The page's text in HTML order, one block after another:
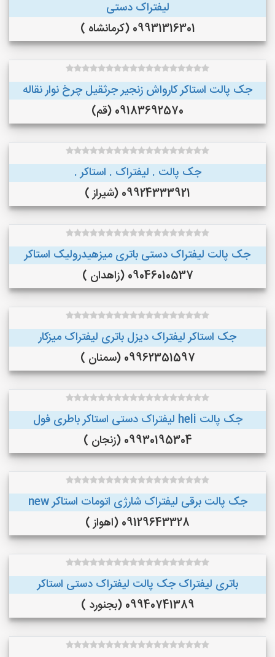
لیفتراک دستی
09931316301 (کرمانشاه )
جک پالت استاکر کارواش زنجیر جرثقیل چرخ نوار نقاله
09183692570 (قم)
جک پالت . لیفتراک . استاکر .
09924333921 (شیراز )
جک پالت لیفتراک دستی باتری میزهیدرولیک استاکر
09046010537 (زاهدان )
جک استاکر لیفتراک دیزل باتری لیفتراک میزکار
09962351597 (سمنان )
جک پالت heli لیفتراک دستی استاکر باطری فول
09930195304 (زنجان )
جک پالت برقی لیفتراک شارژی اتومات استاکر new
09129643328 (اهواز )
باتری لیفتراک جک پالت لیفتراک دستی استاکر
09940741389 (بجنورد )